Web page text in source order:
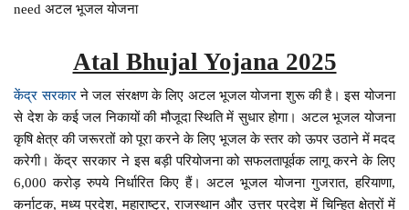
need अटल भूजल योजना
Atal Bhujal Yojana 2025
केंद्र सरकारने जल संरक्षण के लिए अटल भूजल योजना शुरू की है। इस योजना
से देश के कई जल निकायों की मौजूदा स्थिति में सुधार होगा। अटल भूजल योजना
कृषि क्षेत्र की जरूरतों को पूरा करने के लिए भूजल के स्तर को ऊपर उठाने में मदद
करेगी। केंद्र सरकार ने इस बड़ी परियोजना को सफलतापूर्वक लागू करने के लिए
6,000 करोड़ रुपये निर्धारित किए हैं। अटल भूजल योजना गुजरात, हरियाणा,
कर्नाटक, मध्य प्रदेश, महाराष्ट्र, राजस्थान और उत्तर प्रदेश में चिन्हित क्षेत्रों में